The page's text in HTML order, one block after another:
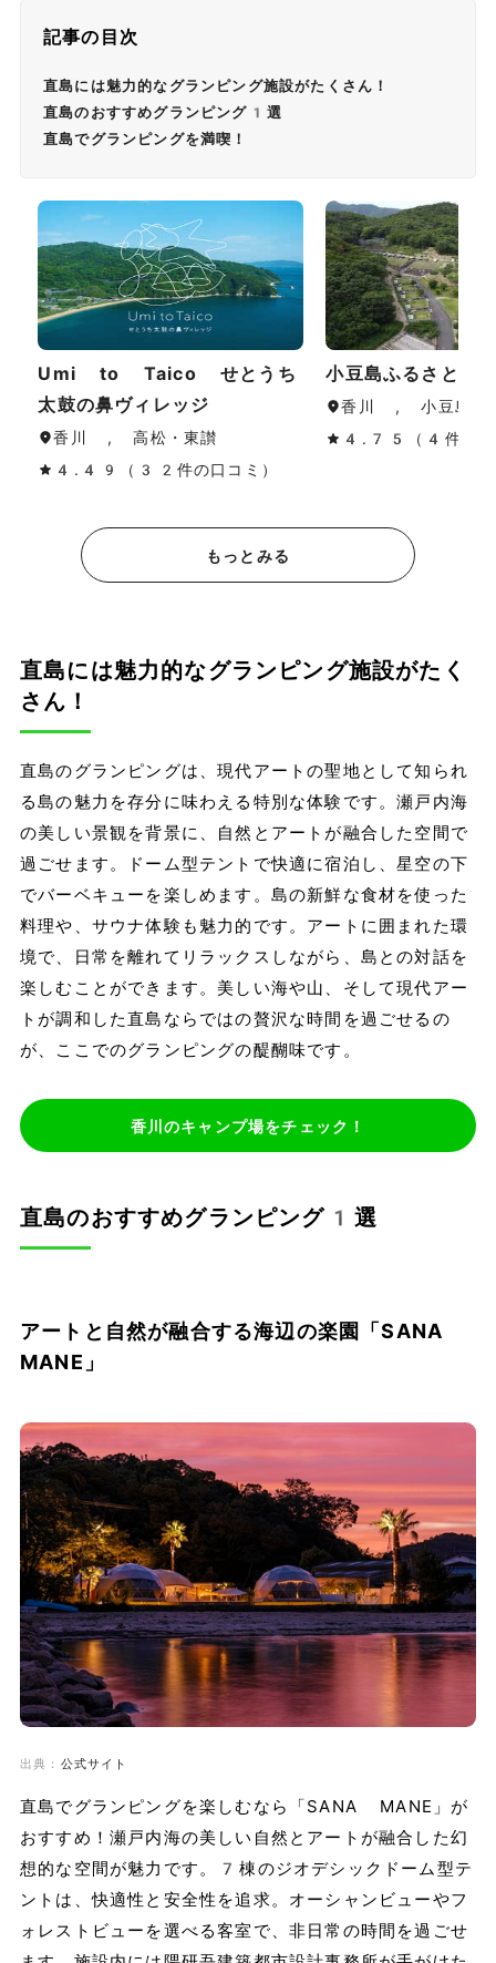
記事の目次
直島には魅力的なグランピング施設がたくさん！
直島のおすすめグランピング1選
直島でグランピングを満喫！
Umi to Taico せとうち
太鼓の鼻ヴィレッジ
香川 , 高松・東讃
4.49（32件の口コミ）
小豆島ふるさと村
香川 , 小豆島
4.75（4件の口
もっとみる
直島には魅力的なグランピング施設がたく
さん！
直島のグランピングは、現代アートの聖地として知られ
る島の魅力を存分に味わえる特別な体験です。瀬戸内海
の美しい景観を背景に、自然とアートが融合した空間で
過ごせます。ドーム型テントで快適に宿泊し、星空の下
でバーベキューを楽しめます。島の新鮮な食材を使った
料理や、サウナ体験も魅力的です。アートに囲まれた環
境で、日常を離れてリラックスしながら、島との対話を
楽しむことができます。美しい海や山、そして現代アー
トが調和した直島ならではの贅沢な時間を過ごせるの
が、ここでのグランピングの醍醐味です。
香川のキャンプ場をチェック！
直島のおすすめグランピング1選
アートと自然が融合する海辺の楽園「SANA
MANE」
出典： 公式サイト
直島でグランピングを楽しむなら「SANA MANE」が
おすすめ！瀬戸内海の美しい自然とアートが融合した幻
想的な空間が魅力です。7棟のジオデシックドーム型テ
ントは、快適性と安全性を追求。オーシャンビューやフ
ォレストビューを選べる客室で、非日常の時間を過ごせ